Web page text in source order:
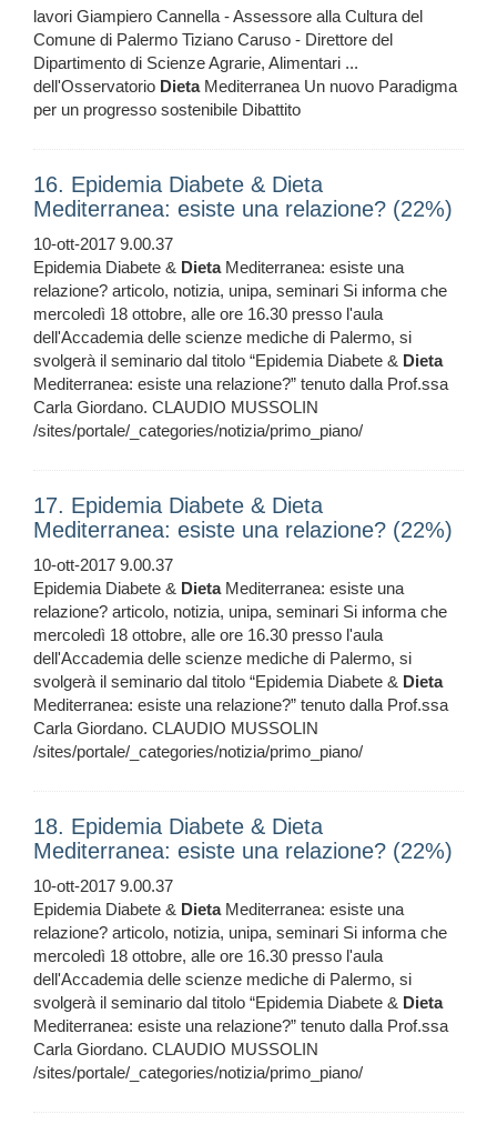
lavori Giampiero Cannella - Assessore alla Cultura del
Comune di Palermo Tiziano Caruso - Direttore del
Dipartimento di Scienze Agrarie, Alimentari ...
dell'Osservatorio DietaMediterranea Un nuovo Paradigma
per un progresso sostenibile Dibattito
16. Epidemia Diabete & Dieta
Mediterranea: esiste una relazione? (22%)
10-ott-2017 9.00.37
Epidemia Diabete & DietaMediterranea: esiste una
relazione? articolo, notizia, unipa, seminari Si informa che
mercoledì 18 ottobre, alle ore 16.30 presso l'aula
dell'Accademia delle scienze mediche di Palermo, si
svolgerà il seminario dal titolo “Epidemia Diabete & Dieta
Mediterranea: esiste una relazione?” tenuto dalla Prof.ssa
Carla Giordano. CLAUDIO MUSSOLIN
/sites/portale/_categories/notizia/primo_piano/
17. Epidemia Diabete & Dieta
Mediterranea: esiste una relazione? (22%)
10-ott-2017 9.00.37
Epidemia Diabete & DietaMediterranea: esiste una
relazione? articolo, notizia, unipa, seminari Si informa che
mercoledì 18 ottobre, alle ore 16.30 presso l'aula
dell'Accademia delle scienze mediche di Palermo, si
svolgerà il seminario dal titolo “Epidemia Diabete & Dieta
Mediterranea: esiste una relazione?” tenuto dalla Prof.ssa
Carla Giordano. CLAUDIO MUSSOLIN
/sites/portale/_categories/notizia/primo_piano/
18. Epidemia Diabete & Dieta
Mediterranea: esiste una relazione? (22%)
10-ott-2017 9.00.37
Epidemia Diabete & DietaMediterranea: esiste una
relazione? articolo, notizia, unipa, seminari Si informa che
mercoledì 18 ottobre, alle ore 16.30 presso l'aula
dell'Accademia delle scienze mediche di Palermo, si
svolgerà il seminario dal titolo “Epidemia Diabete & Dieta
Mediterranea: esiste una relazione?” tenuto dalla Prof.ssa
Carla Giordano. CLAUDIO MUSSOLIN
/sites/portale/_categories/notizia/primo_piano/